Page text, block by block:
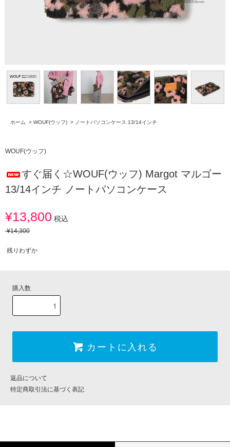
ホーム > WOUF(ウッフ) > ノートパソコンケース 13/14インチ
WOUF(ウッフ)
すぐ届く☆WOUF(ウッフ) Margot マルゴー
13/14インチ ノートパソコンケース
¥13,800 税込
¥14,300
残りわずか
購入数
カートに入れる
返品について
特定商取引法に基づく表記